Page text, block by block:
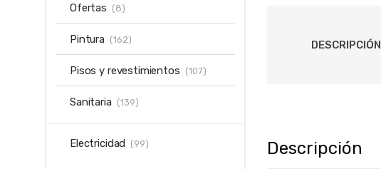
DESCRIPCIÓN
Descripción
Ofertas (8)
Pintura (162)
Pisos y revestimientos (107)
Sanitaria (139)
Electricidad (99)